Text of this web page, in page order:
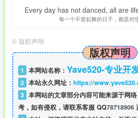
Every day has not danced, all are
每一个不曾起舞的日子，都是对
© 版权声明
版权声明
1 本网站名称： Yave520-专业开
2 本站永久网址： https://
3 本网站的文章部分内容可能来源于网
考，如有侵权，请联系客服 QQ78718906